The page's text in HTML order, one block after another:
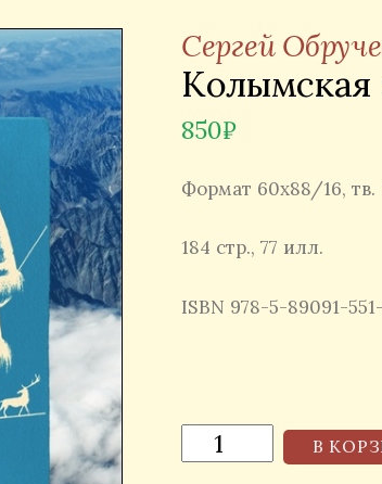
Сергей
Колымская
850₽
Формат 60х88/16, тв.
184 стр., 77 илл.
ISBN 978-5-89091-
В